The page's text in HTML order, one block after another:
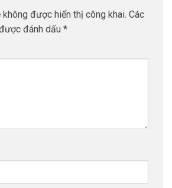
không được hiển thị công khai. Các
đánh dấu *